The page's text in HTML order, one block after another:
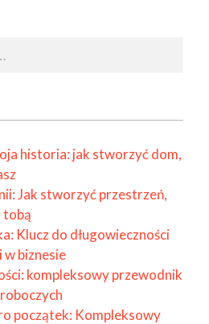
historia: jak stworzyć dom,
Jak stworzyć przestrzeń,
tobą
Klucz do długowieczności
w biznesie
kompleksowy przewodnik
początek: Kompleksowy